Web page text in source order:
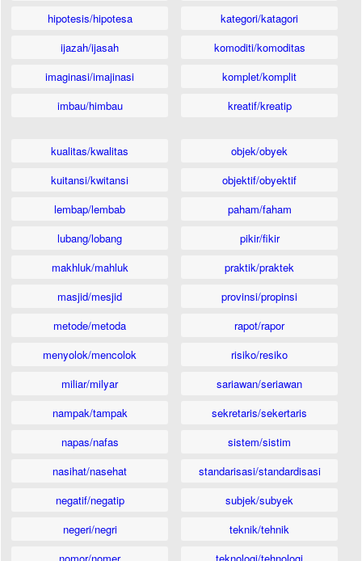
hipotesis/hipotesa
ijazah/ijasah
imaginasi/imajinasi
imbau/himbau
kategori/katagori
komoditi/komoditas
komplet/komplit
kreatif/kreatip
kualitas/kwalitas
kuitansi/kwitansi
lembap/lembab
lubang/lobang
makhluk/mahluk
masjid/mesjid
metode/metoda
menyolok/mencolok
miliar/milyar
nampak/tampak
napas/nafas
nasihat/nasehat
negatif/negatip
negeri/negri
objek/obyek
objektif/obyektif
paham/faham
pikir/fikir
praktik/praktek
provinsi/propinsi
rapot/rapor
risiko/resiko
sariawan/seriawan
sekretaris/sekertaris
sistem/sistim
standarisasi/standardisasi
subjek/subyek
teknik/tehnik